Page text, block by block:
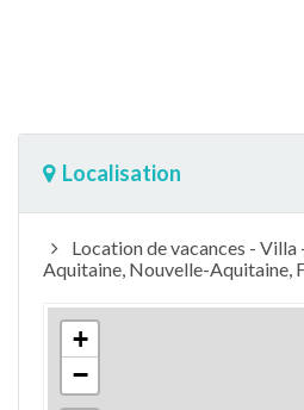
Localisation
Location de vacances - Villa
Aquitaine, Nouvelle-Aquitaine,
+
−